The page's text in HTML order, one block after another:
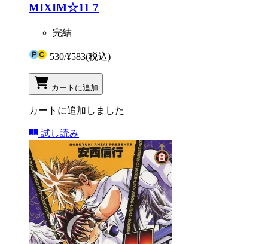
MIXIM☆11 7
完結
530/¥583(税込)
カートに追加
カートに追加しました
試し読み